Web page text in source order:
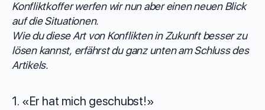
Konfliktkoffer werfen wir nun aber einen neuen Blick
auf die Situationen.
Wie du diese Art von Konflikten in Zukunft besser zu
lösen kannst, erfährst du ganz unten am Schluss des
Artikels.
1. «Er hat mich geschubst!»